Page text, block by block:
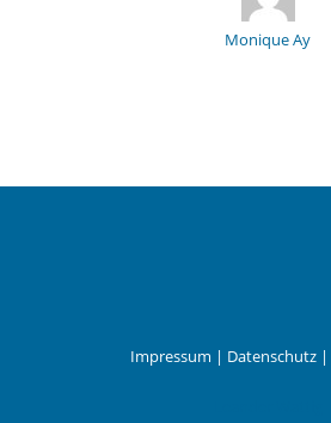
Monique Ay
Impressum | Datenschutz |